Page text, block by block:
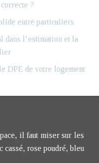
?
entre particuliers
dans l’estimation et la
DPE de votre logement
il faut miser sur les
cassé, rose poudré, bleu